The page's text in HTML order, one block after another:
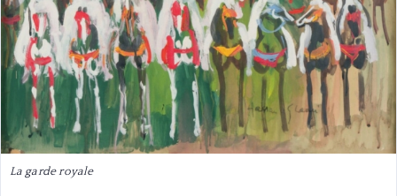
La garde royale